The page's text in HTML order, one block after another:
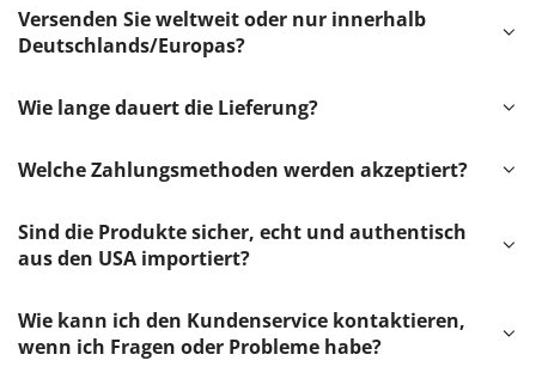
Versenden Sie weltweit oder nur innerhalb
Deutschlands/Europas?
Wie lange dauert die Lieferung?
Welche Zahlungsmethoden werden akzeptiert?
Sind die Produkte sicher, echt und authentisch
aus den USA importiert?
Wie kann ich den Kundenservice kontaktieren,
wenn ich Fragen oder Probleme habe?